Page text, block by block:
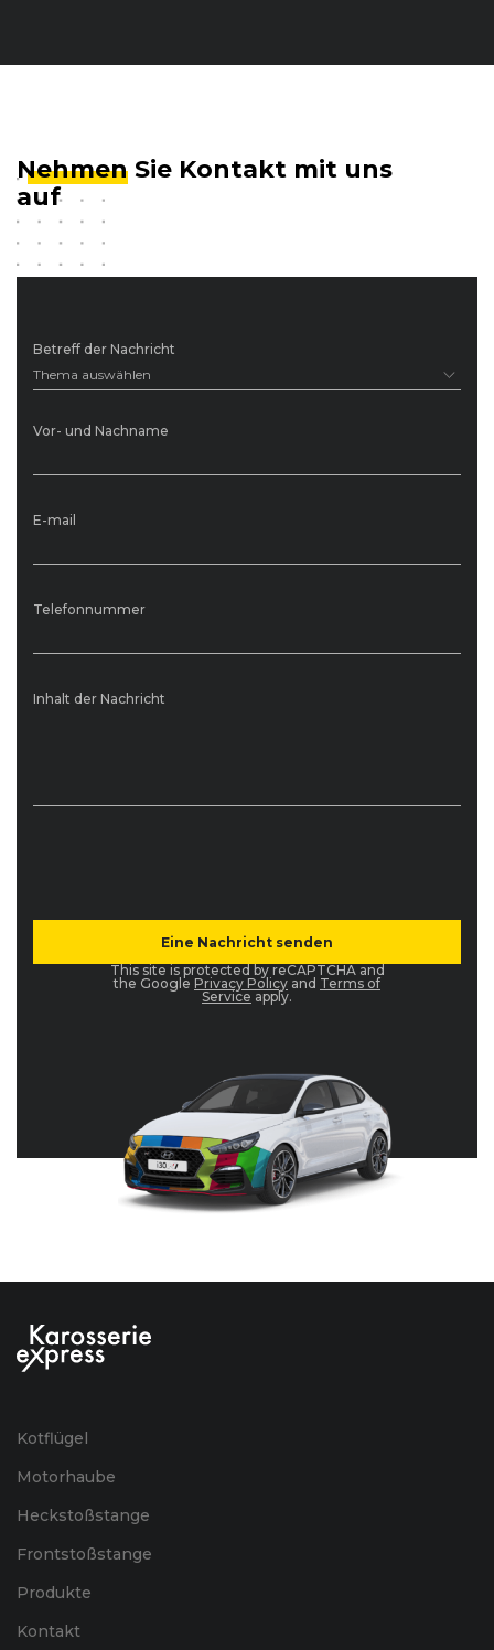
Betreff der Nachricht
Thema auswählen
Vor- und Nachname
E-mail
Telefonnummer
Inhalt der Nachricht
This site is protected by reCAPTCHA and
the Google Privacy Policy and Terms of
Service apply.
Nehmen Sie Kontakt mit uns
auf
Kotflügel
Motorhaube
Heckstoßstange
Frontstoßstange
Produkte
Kontakt